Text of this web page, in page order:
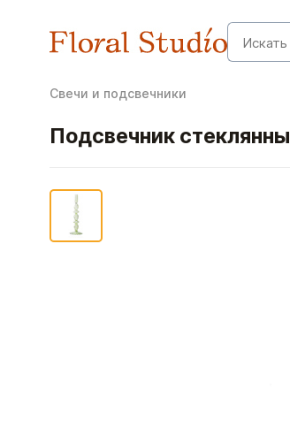
Свечи и подсвечники
Подсвечник